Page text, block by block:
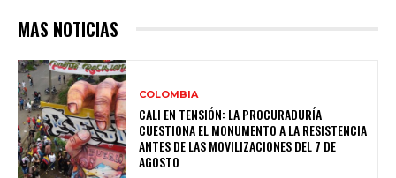
MAS NOTICIAS
COLOMBIA
CALI EN TENSIÓN: LA PROCURADURÍA
CUESTIONA EL MONUMENTO A LA RESISTENCIA
ANTES DE LAS MOVILIZACIONES DEL 7 DE
AGOSTO